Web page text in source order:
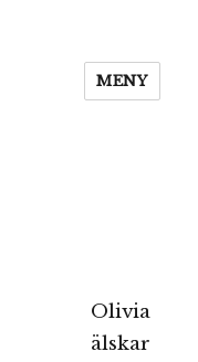
MENY
Olivia
älskar